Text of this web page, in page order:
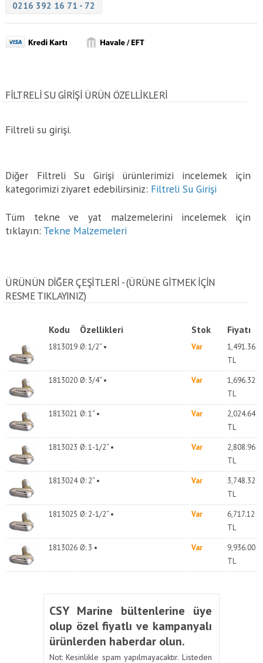
0216 392 16 71 - 72
FILTRELI SU GIRIŞI ÜRÜN ÖZELLİKLERİ
Filtreli su girişi.
Diğer Filtreli Su Girişi ürünlerimizi incelemek için
kategorimizi ziyaret edebilirsiniz: Filtreli Su Girişi
Tüm tekne ve yat malzemelerini incelemek için
tıklayın: Tekne Malzemeleri
ÜRÜNÜN DİĞER ÇEŞİTLERİ - (ÜRÜNE GITMEK IÇIN
RESME TIKLAYINIZ)
Kodu Özellikleri Stok Fiyatı
1813019 Ø: 1/2“ • Var
1,491.36
TL
1813020 Ø: 3/4“ • Var
1,696.32
TL
1813021 Ø: 1“ • Var
2,024.64
TL
1813023 Ø: 1-1/2“ • Var
2,808.96
TL
1813024 Ø: 2“ • Var
3,748.32
TL
1813025 Ø: 2-1/2“ • Var
6,717.12
TL
1813026 Ø: 3 • Var
9,936.00
TL
CSY Marine bültenlerine üye
olup özel fiyatlı ve kampanyalı
ürünlerden haberdar olun.
Not: Kesinlikle spam yapılmayacaktır. Listeden